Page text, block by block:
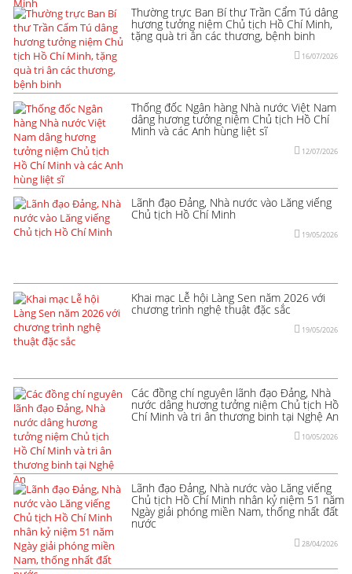
Thường trực Ban Bí thư Trần Cẩm Tú dâng
hương tưởng niệm Chủ tịch Hồ Chí Minh,
tặng quà tri ân các thương, bệnh binh
16/07/2026
Thống đốc Ngân hàng Nhà nước Việt Nam
dâng hương tưởng niệm Chủ tịch Hồ Chí
Minh và các Anh hùng liệt sĩ
12/07/2026
Lãnh đạo Đảng, Nhà nước vào Lăng viếng
Chủ tịch Hồ Chí Minh
19/05/2026
Khai mạc Lễ hội Làng Sen năm 2026 với
chương trình nghệ thuật đặc sắc
19/05/2026
Các đồng chí nguyên lãnh đạo Đảng, Nhà
nước dâng hương tưởng niệm Chủ tịch Hồ
Chí Minh và tri ân thương binh tại Nghệ An
10/05/2026
Lãnh đạo Đảng, Nhà nước vào Lăng viếng
Chủ tịch Hồ Chí Minh nhân kỷ niệm 51 năm
Ngày giải phóng miền Nam, thống nhất đất
nước
28/04/2026